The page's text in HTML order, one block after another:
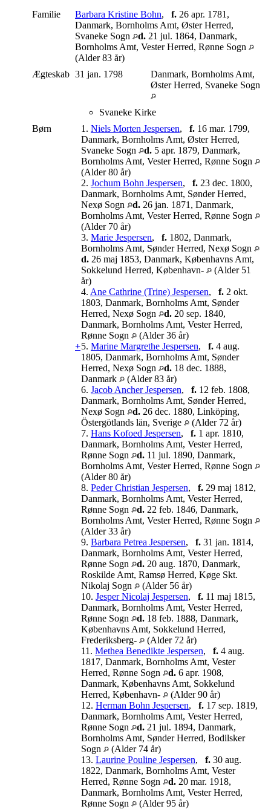
Familie Barbara Kristine Bohn, f. 26 apr. 1781,
Danmark, Bornholms Amt, Øster Herred,
Svaneke Sogn
d. 21 jul. 1864, Danmark,
Bornholms Amt, Vester Herred, Rønne Sogn
(Alder 83 år)
Ægteskab 31 jan. 1798
Danmark, Bornholms Amt,
Øster Herred, Svaneke Sogn
Svaneke Kirke
Børn
1. Niels Morten Jespersen, f. 16 mar. 1799,
Danmark, Bornholms Amt, Øster Herred,
Svaneke Sogn
d. 5 apr. 1879, Danmark,
Bornholms Amt, Vester Herred, Rønne Sogn
(Alder 80 år)
2. Jochum Bohn Jespersen, f. 23 dec. 1800,
Danmark, Bornholms Amt, Sønder Herred,
Nexø Sogn
d. 26 jan. 1871, Danmark,
Bornholms Amt, Vester Herred, Rønne Sogn
(Alder 70 år)
3. Marie Jespersen, f. 1802, Danmark,
Bornholms Amt, Sønder Herred, Nexø Sogn
d. 26 maj 1853, Danmark, Københavns Amt,
Sokkelund Herred, København-
(Alder 51
år)
4. Ane Cathrine (Trine) Jespersen, f. 2 okt.
1803, Danmark, Bornholms Amt, Sønder
Herred, Nexø Sogn
d. 20 sep. 1840,
Danmark, Bornholms Amt, Vester Herred,
Rønne Sogn
(Alder 36 år)
+5. Marine Margrethe Jespersen, f. 4 aug.
1805, Danmark, Bornholms Amt, Sønder
Herred, Nexø Sogn
d. 18 dec. 1888,
Danmark
(Alder 83 år)
6. Jacob Ancher Jespersen, f. 12 feb. 1808,
Danmark, Bornholms Amt, Sønder Herred,
Nexø Sogn
d. 26 dec. 1880, Linköping,
Östergötlands län, Sverige
(Alder 72 år)
7. Hans Kofoed Jespersen, f. 1 apr. 1810,
Danmark, Bornholms Amt, Vester Herred,
Rønne Sogn
d. 11 jul. 1890, Danmark,
Bornholms Amt, Vester Herred, Rønne Sogn
(Alder 80 år)
8. Peder Christian Jespersen, f. 29 maj 1812,
Danmark, Bornholms Amt, Vester Herred,
Rønne Sogn
d. 22 feb. 1846, Danmark,
Bornholms Amt, Vester Herred, Rønne Sogn
(Alder 33 år)
9. Barbara Petrea Jespersen, f. 31 jan. 1814,
Danmark, Bornholms Amt, Vester Herred,
Rønne Sogn
d. 20 aug. 1870, Danmark,
Roskilde Amt, Ramsø Herred, Køge Skt.
Nikolaj Sogn
(Alder 56 år)
10. Jesper Nicolaj Jespersen, f. 11 maj 1815,
Danmark, Bornholms Amt, Vester Herred,
Rønne Sogn
d. 18 feb. 1888, Danmark,
Københavns Amt, Sokkelund Herred,
Frederiksberg-
(Alder 72 år)
11. Methea Benedikte Jespersen, f. 4 aug.
1817, Danmark, Bornholms Amt, Vester
Herred, Rønne Sogn
d. 6 apr. 1908,
Danmark, Københavns Amt, Sokkelund
Herred, København-
(Alder 90 år)
12. Herman Bohn Jespersen, f. 17 sep. 1819,
Danmark, Bornholms Amt, Vester Herred,
Rønne Sogn
d. 21 jul. 1894, Danmark,
Bornholms Amt, Sønder Herred, Bodilsker
Sogn
(Alder 74 år)
13. Laurine Pouline Jespersen, f. 30 aug.
1822, Danmark, Bornholms Amt, Vester
Herred, Rønne Sogn
d. 20 mar. 1918,
Danmark, Bornholms Amt, Vester Herred,
Rønne Sogn
(Alder 95 år)